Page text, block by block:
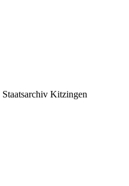
Staatsarchiv Kitzingen